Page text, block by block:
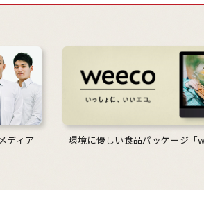
ディア 環境に優しい食品パッケージ「